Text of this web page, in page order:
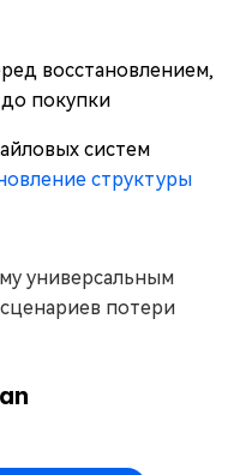
восстановлением,
покупки
систем
структуры
универсальным
потери